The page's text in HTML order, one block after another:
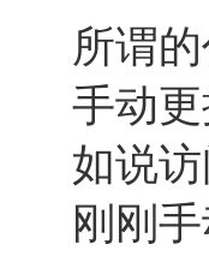
所谓
手动
如说
刚刚